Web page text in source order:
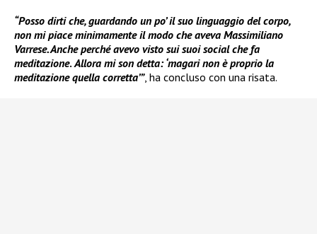
“Posso dirti che, guardando un po’ il suo linguaggio del corpo,
non mi piace minimamente il modo che aveva Massimiliano
Varrese. Anche perché avevo visto sui suoi social che fa
meditazione. Allora mi son detta: ‘magari non è proprio la
meditazione quella corretta’”, ha concluso con una risata.